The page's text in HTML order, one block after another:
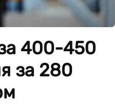
400-450
за 280